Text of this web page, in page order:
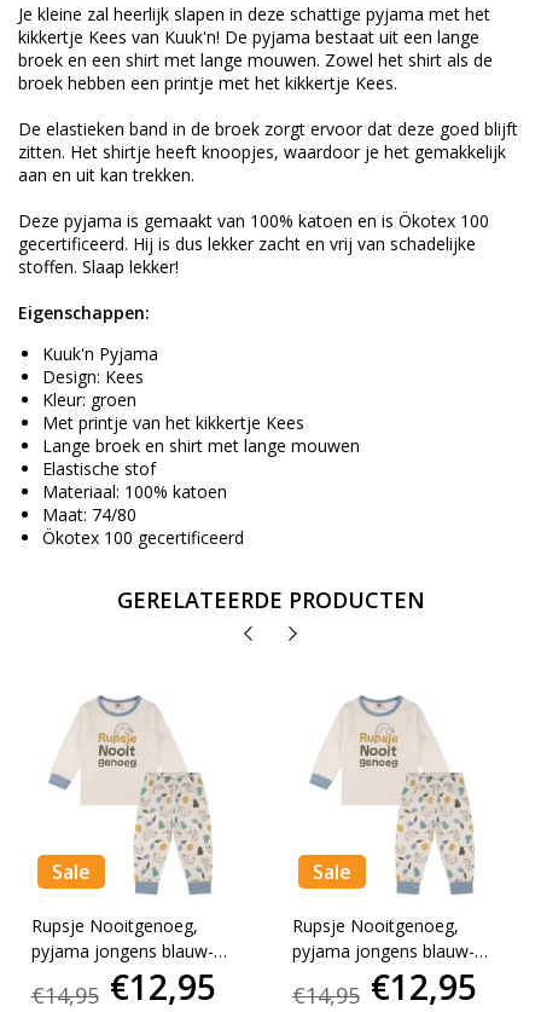
Je kleine zal heerlijk slapen in deze schattige pyjama met het
kikkertje Kees van Kuuk'n! De pyjama bestaat uit een lange
broek en een shirt met lange mouwen. Zowel het shirt als de
broek hebben een printje met het kikkertje Kees.
De elastieken band in de broek zorgt ervoor dat deze goed blijft
zitten. Het shirtje heeft knoopjes, waardoor je het gemakkelijk
aan en uit kan trekken.
Deze pyjama is gemaakt van 100% katoen en is Ökotex 100
gecertificeerd. Hij is dus lekker zacht en vrij van schadelijke
stoffen. Slaap lekker!
Eigenschappen:
Kuuk'n Pyjama
Design: Kees
Kleur: groen
Met printje van het kikkertje Kees
Lange broek en shirt met lange mouwen
Elastische stof
Materiaal: 100% katoen
Maat: 74/80
Ökotex 100 gecertificeerd
GERELATEERDE PRODUCTEN
Sale
Rupsje Nooitgenoeg,
pyjama jongens blauw-
€14,95 €12,95
Sale
Rupsje Nooitgenoeg,
pyjama jongens blauw-
€14,95 €12,95